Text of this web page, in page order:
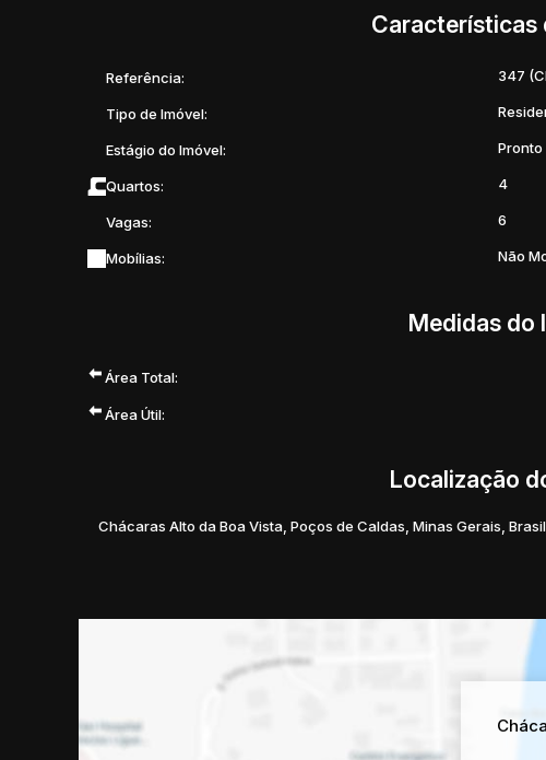
Características
Referência: 347
Tipo de Imóvel:
Estágio do Imóvel: Pronto
Quartos: 4
Vagas: 6
Mobílias: Não
Medidas do
Área Total:
Área Útil:
Localização
Chácaras Alto da Boa Vista Poços de Caldas Minas Gerais Brasil